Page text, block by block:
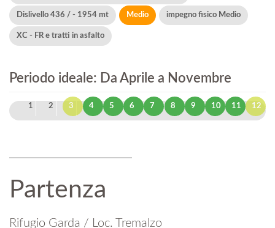
Dislivello 436 / - 1954 mt Medio impegno fisico Medio
XC - FR e tratti in asfalto
Periodo ideale: Da Aprile a Novembre
1 2 3 4 5 6 7 8 9 10 11 12
Partenza
Rifugio Garda / Loc. Tremalzo